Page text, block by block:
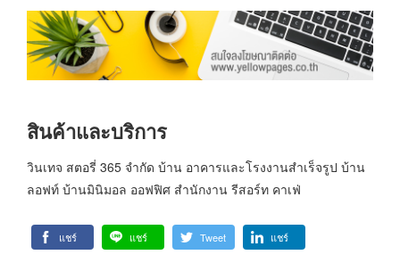
สินค้าและบริการ
วินเทจ สตอรี่ 365 จำกัด บ้าน อาคารและโรงงานสำเร็จรูป บ้าน
ลอฟท์​ บ้านมินิมอล​ ออฟฟิศ สำนักงาน​ รีสอร์ท​ คาเฟ่
แชร์ แชร์ Tweet แชร์